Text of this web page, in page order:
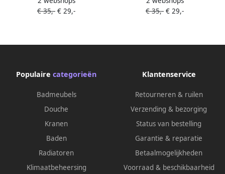
30 cm Geborsteld Koper
€ 35,- € 29,-
30 cm Geborsteld Goud
€ 35,- € 29,-
Populaire categorieën
Badmeubels
Douche
Kranen
Baden
Radiatoren
Klimaatbeheersing
Klantenservice
Retourneren & ruilen
Verzending & bezorging
Status van bestelling
Garantie & reparatie
Betaalmogelijkheden
Voorraad & beschikbaarheid